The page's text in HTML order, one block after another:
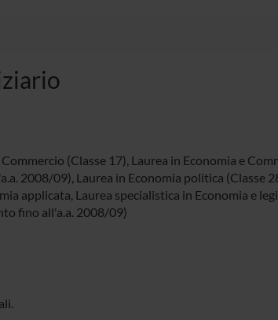
(Classe 17), Laurea in Economia e
2008/09), Laurea in Economia politica (Classe
applicata, Laurea specialistica in Economia e
fino all'a.a. 2008/09)